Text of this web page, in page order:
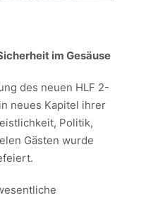
im Gesäuse
des neuen HLF 2-
neues Kapitel ihrer
Politik,
Gästen wurde